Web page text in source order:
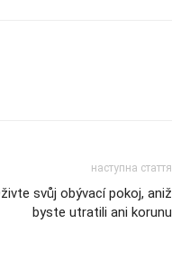
наступна стаття
svůj obývací pokoj, aniž
byste utratili ani korunu